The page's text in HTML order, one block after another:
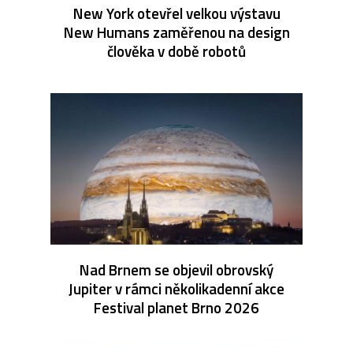
New York otevřel velkou výstavu
New Humans zaměřenou na design
člověka v době robotů
Nad Brnem se objevil obrovský
Jupiter v rámci několikadenní akce
Festival planet Brno 2026